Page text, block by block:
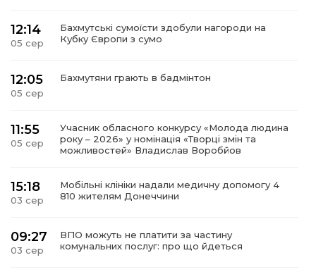
12:14
05 сер
Бахмутські сумоїсти здобули нагороди на
Кубку Європи з сумо
12:05
05 сер
Бахмутяни грають в бадмінтон
11:55
05 сер
Учасник обласного конкурсу «Молода людина
року – 2026» у номінація «Творці змін та
можливостей» Владислав Воробйов
15:18
03 сер
Мобільні клініки надали медичну допомогу 4
810 жителям Донеччини
09:27
03 сер
ВПО можуть не платити за частину
комунальних послуг: про що йдеться